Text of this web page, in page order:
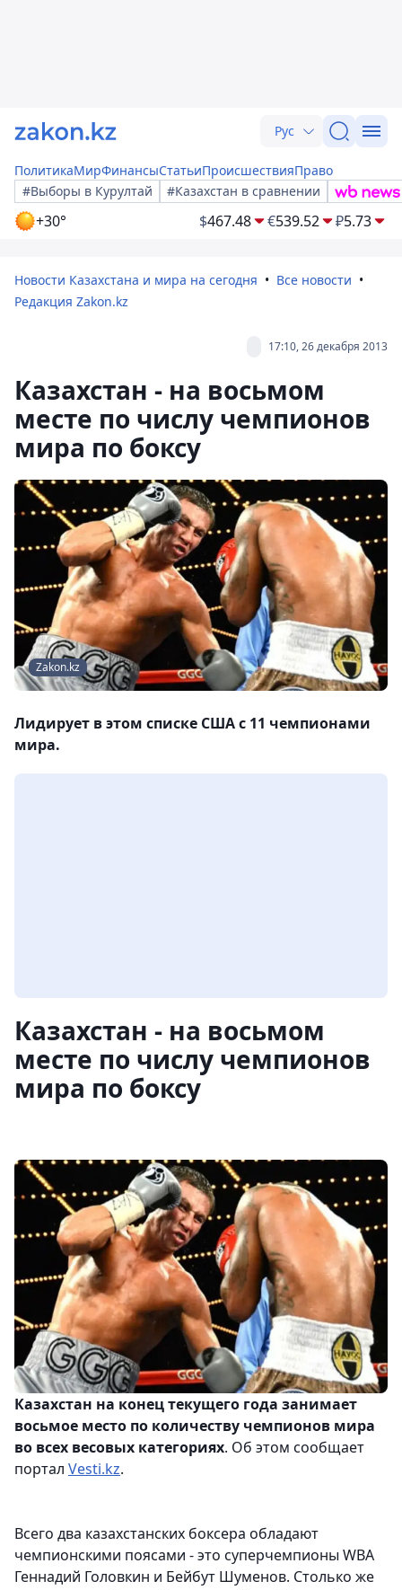
Рус
ПолитикаМирФинансыСтатьиПроисшествияПраво
#Выборы в Курултай
#Казахстан в сравнении
+30° $467.48 €539.52 ₽5.73
Новости Казахстана и мира на сегодня
Все новости
Редакция Zakon.kz
17:10, 26 декабря 2013
Казахстан - на восьмом
месте по числу чемпионов
мира по боксу
Zakon.kz
Лидирует в этом списке США с 11 чемпионами
мира.
Казахстан - на восьмом
месте по числу чемпионов
мира по боксу
Казахстан на конец текущего года занимает
восьмое место по количеству чемпионов мира
во всех весовых категориях. Об этом сообщает
портал Vesti.kz.
Всего два казахстанских боксера обладают
чемпионскими поясами - это суперчемпионы WBA
Геннадий Головкин и Бейбут Шуменов. Столько же